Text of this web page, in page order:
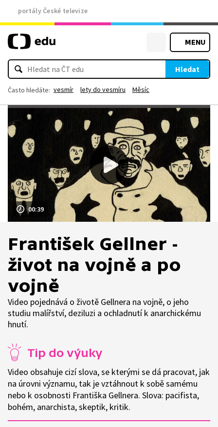
portály České televize
MENU
Hledat
Často hledáte: vesmír lety do vesmíru Měsíc
00:39
František Gellner -
život na vojně a po
vojně
Video pojednává o životě Gellnera na vojně, o jeho
studiu malířství, deziluzi a ochladnutí k anarchickému
hnutí.
Tip do výuky
Video obsahuje cizí slova, se kterými se dá pracovat, jak
na úrovni významu, tak je vztáhnout k sobě samému
nebo k osobnosti Františka Gellnera. Slova: pacifista,
bohém, anarchista, skeptik, kritik.